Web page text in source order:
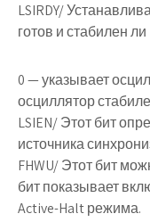
LSIRDY/
готов и стабилен ли
0 — указывает
осциллятор
LSIEN/ Этот бит
источника
FHWU/ Этот бит
бит показывает
Active-Halt режима.